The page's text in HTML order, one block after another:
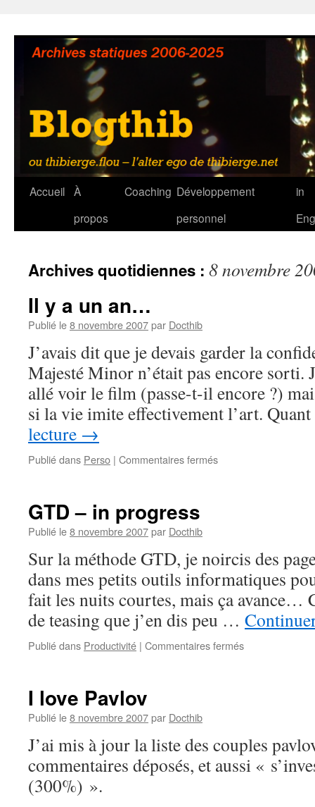
contenu
Accueil À
propos
Coaching Développement
personnel
in
Archives quotidiennes : 8 novembre
Il y a un an…
Publié le8 novembre 2007par Docthib
J’avais dit que je devais garder la
Majesté Minor n’était pas encore sorti.
allé voir le film (passe-t-il encore ?)
si la vie imite effectivement l’art.
lecture →
Publié dans Perso | Commentaires ferméssur
GTD – in progress
Publié le8 novembre 2007par Docthib
Sur la méthode GTD, je noircis des
dans mes petits outils informatiques
fait les nuits courtes, mais ça avance…
de teasing que j’en dis peu …
Publié dans Productivité | Commentaires ferméssur
I love Pavlov
Publié le8 novembre 2007par Docthib
J’ai mis à jour la liste des couples
commentaires déposés, et aussi «
(300%) ».